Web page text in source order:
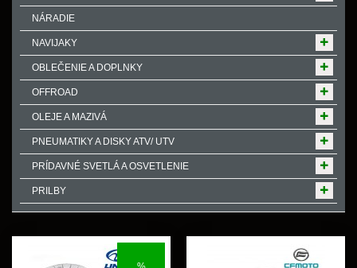
NÁRADIE
NAVIJAKY
OBLEČENIE A DOPLNKY
OFFROAD
OLEJE A MAZIVÁ
PNEUMATIKY A DISKY ATV/ UTV
PRÍDAVNÉ SVETLÁ A OSVETLENIE
PRILBY